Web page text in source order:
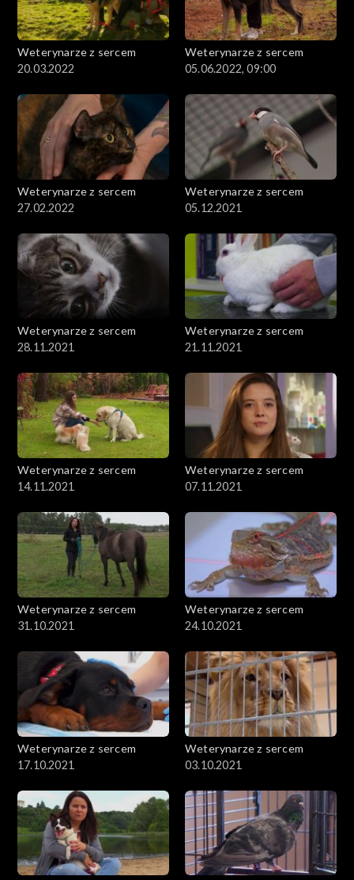
Weterynarze z sercem
20.03.2022
Weterynarze z sercem
05.06.2022, 09:00
Weterynarze z sercem
27.02.2022
Weterynarze z sercem
05.12.2021
Weterynarze z sercem
28.11.2021
Weterynarze z sercem
21.11.2021
Weterynarze z sercem
14.11.2021
Weterynarze z sercem
07.11.2021
Weterynarze z sercem
31.10.2021
Weterynarze z sercem
24.10.2021
Weterynarze z sercem
17.10.2021
Weterynarze z sercem
03.10.2021